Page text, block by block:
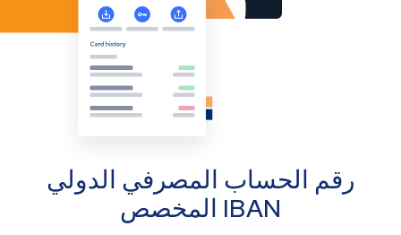
رقم الحساب المصرفي الدولي
IBAN المخصص